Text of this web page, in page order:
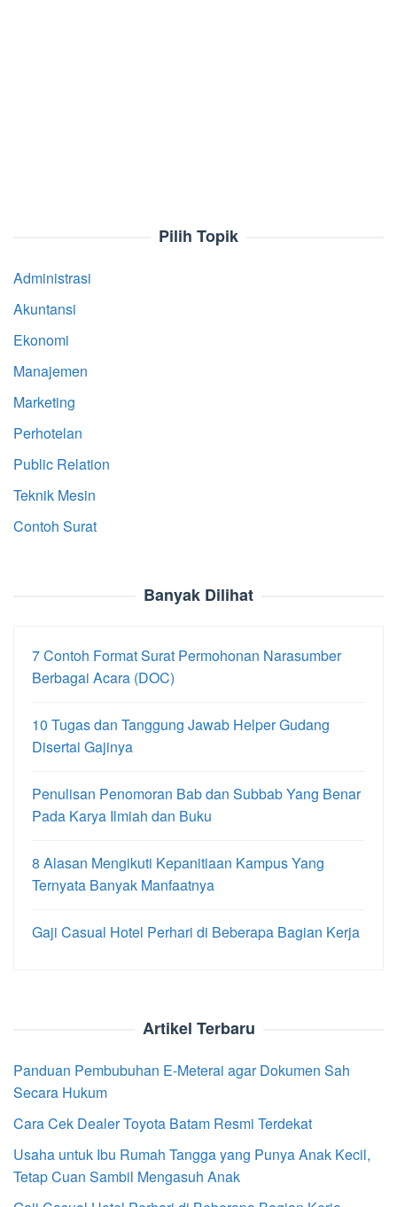
Pilih Topik
Administrasi
Akuntansi
Ekonomi
Manajemen
Marketing
Perhotelan
Public Relation
Teknik Mesin
Contoh Surat
Banyak Dilihat
7 Contoh Format Surat Permohonan Narasumber
Berbagai Acara (DOC)
10 Tugas dan Tanggung Jawab Helper Gudang
Disertai Gajinya
Penulisan Penomoran Bab dan Subbab Yang Benar
Pada Karya Ilmiah dan Buku
8 Alasan Mengikuti Kepanitiaan Kampus Yang
Ternyata Banyak Manfaatnya
Gaji Casual Hotel Perhari di Beberapa Bagian Kerja
Artikel Terbaru
Panduan Pembubuhan E-Meterai agar Dokumen Sah
Secara Hukum
Cara Cek Dealer Toyota Batam Resmi Terdekat
Usaha untuk Ibu Rumah Tangga yang Punya Anak Kecil,
Tetap Cuan Sambil Mengasuh Anak